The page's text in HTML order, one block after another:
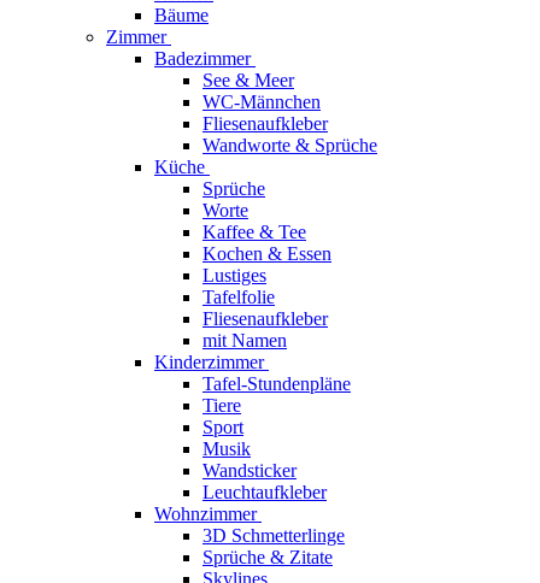
Bäume
Zimmer
Badezimmer
See & Meer
WC-Männchen
Fliesenaufkleber
Wandworte & Sprüche
Küche
Sprüche
Worte
Kaffee & Tee
Kochen & Essen
Lustiges
Tafelfolie
Fliesenaufkleber
mit Namen
Kinderzimmer
Tafel-Stundenpläne
Tiere
Sport
Musik
Wandsticker
Leuchtaufkleber
Wohnzimmer
3D Schmetterlinge
Sprüche & Zitate
Skylines